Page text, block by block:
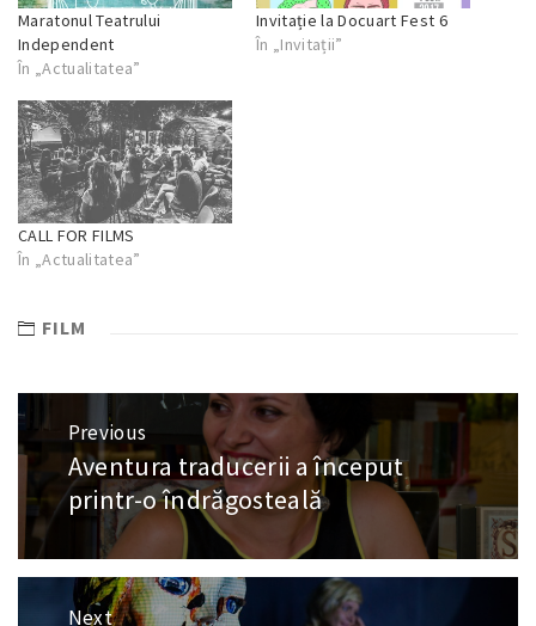
Maratonul Teatrului
Independent
În „Actualitatea”
Invitație la Docuart Fest 6
În „Invitații”
CALL FOR FILMS
În „Actualitatea”
FILM
Navigare
în
articole
Previous
Previous
post:
Aventura traducerii a început
printr-o îndrăgosteală
Next